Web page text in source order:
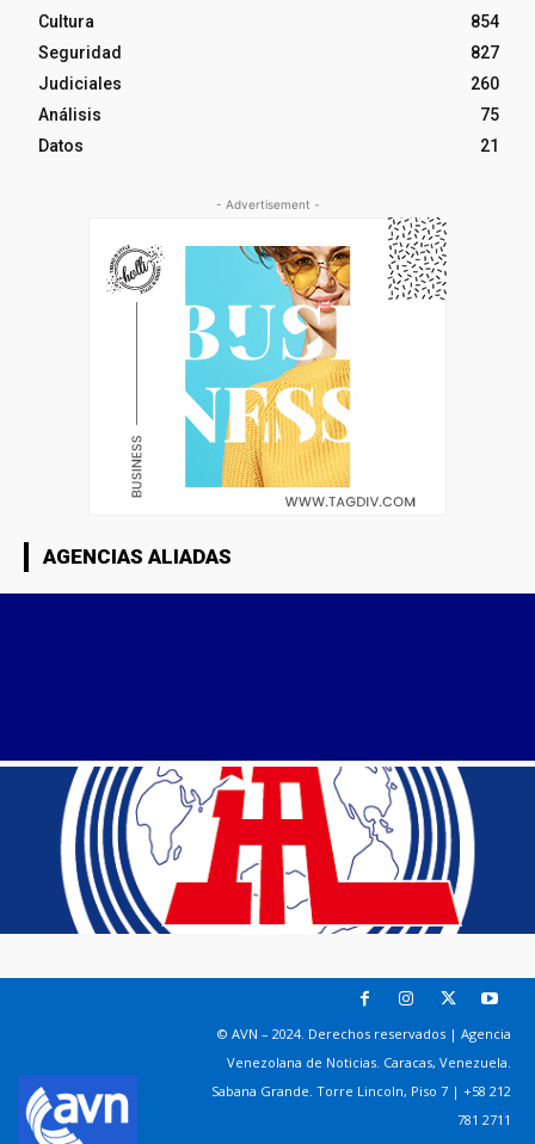
Cultura
854
Seguridad
827
Judiciales
260
Análisis
75
Datos
21
- Advertisement -
AGENCIAS ALIADAS
© AVN – 2024. Derechos reservados | Agencia
Venezolana de Noticias. Caracas, Venezuela.
Sabana Grande. Torre Lincoln, Piso 7 | +58 212
781 2711